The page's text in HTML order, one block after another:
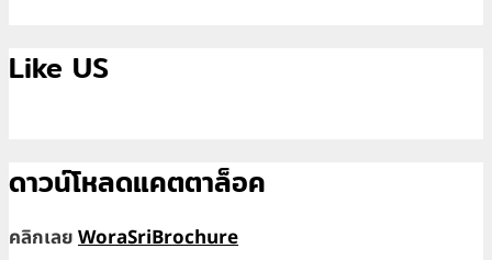
Like US
ดาวน์โหลดแคตตาล็อค
คลิกเลยWoraSriBrochure